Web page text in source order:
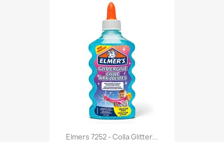
Anteprima
Elmers 7252 - Colla Glitter...